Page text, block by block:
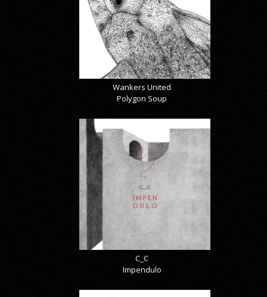
Wankers United
Polygon Soup
C_C
Impendulo